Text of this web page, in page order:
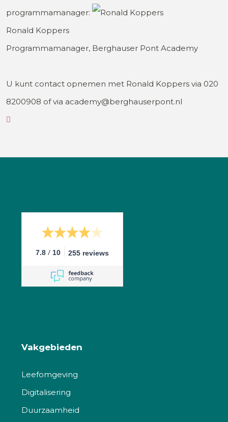
programmamanager:
Ronald Koppers
Programmamanager, Berghauser Pont Academy
U kunt contact opnemen met Ronald Koppers via 020
8200908 of via academy@berghauserpont.nl
7.8 / 10 255 reviews
Vakgebieden
Leefomgeving
Digitalisering
Duurzaamheid